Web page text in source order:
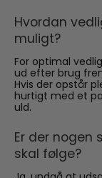
Hvordan
muligt?
For optimal
ud efter brug
Hvis der opstår
hurtigt med et
uld.
Er der nogen
skal følge?